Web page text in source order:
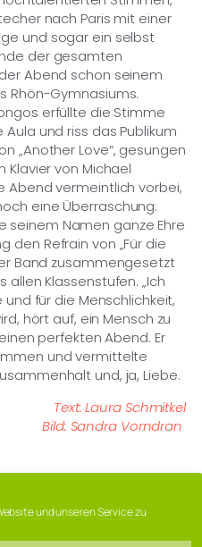
und unseren Service zu
nach Paris mit einer
und sogar ein selbst
der gesamten
Abend schon seinem
Rhön-Gymnasiums.
erfüllte die Stimme
Aula und riss das Publikum
„Another Love“, gesungen
Klavier von Michael
Abend vermeintlich vorbei,
eine Überraschung:
seinem Namen ganze Ehre
den Refrain von „Für die
Band zusammengesetzt
allen Klassenstufen. „Ich
für die Menschlichkeit,
hört auf, ein Mensch zu
perfekten Abend. Er
und vermittelte
und, ja, Liebe.
Text: Laura Schmitkel
Bild: Sandra Vorndran